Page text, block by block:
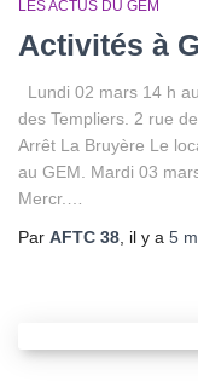
LES ACTUS DU GEM
Activités à
Lundi 02 mars 14 h
des Templiers. 2 rue
Arrêt La Bruyère Le
au GEM. Mardi 03
Mercr.…
Par AFTC 38 , il y a 5